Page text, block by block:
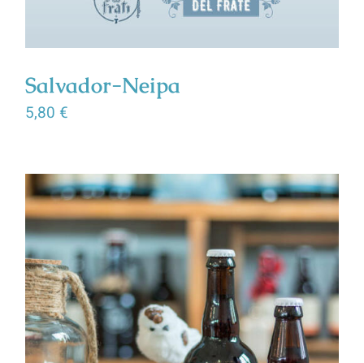
Salvador-Neipa
5,80 €